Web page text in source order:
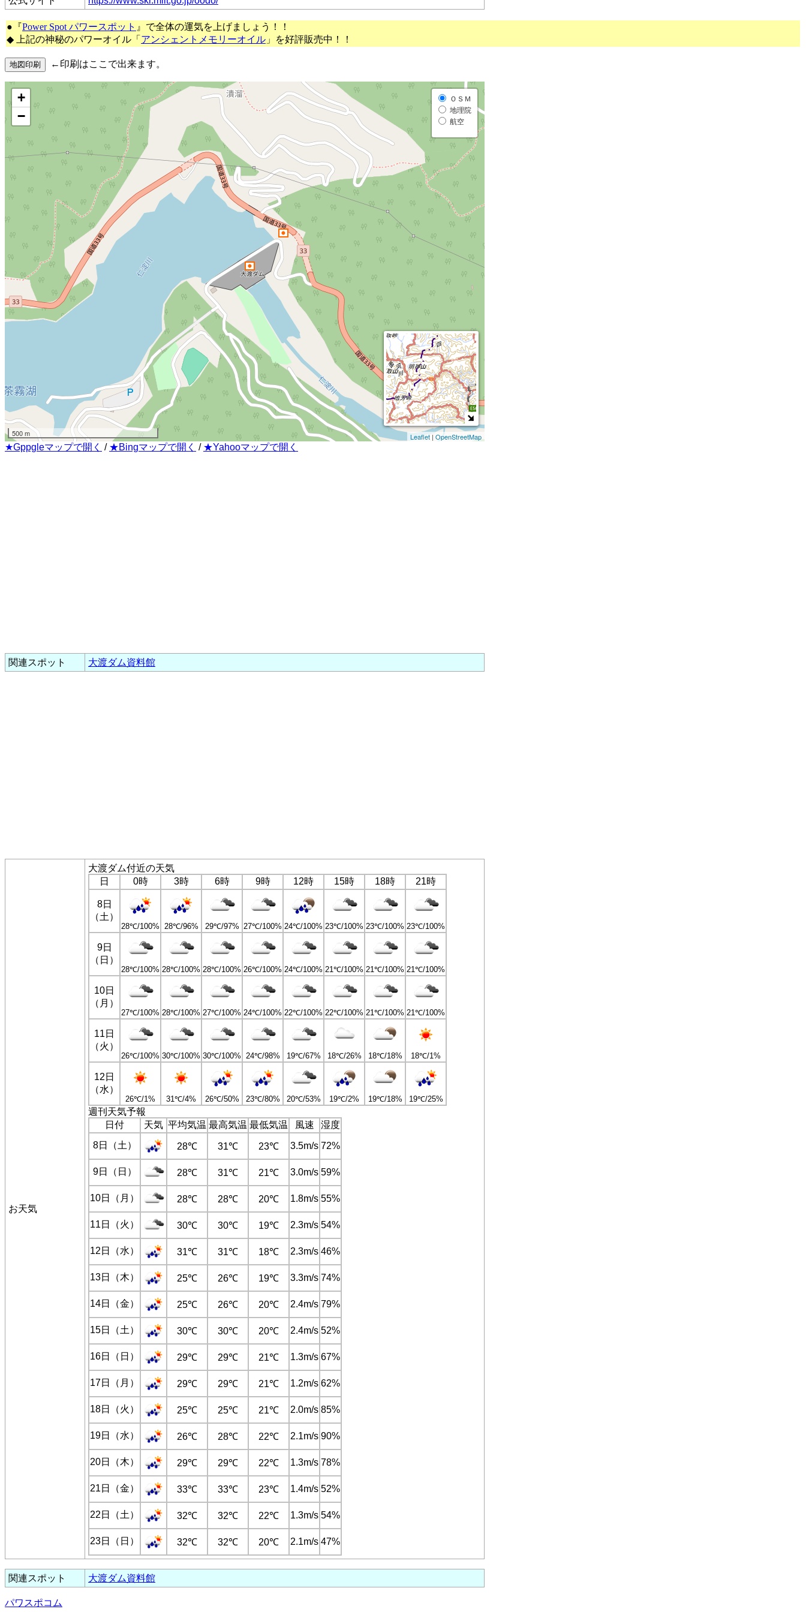
●『Power Spot パワースポット 』で全体の運気を上げましょう！！
◆ 上記の神秘のパワーオイル「 アンシェントメモリーオイル 」を好評販売中！！
←印刷はここで出来ます。
+
−
ＯＳＭ
地理院
航空
500 m Leaflet | OpenStreetMap
★Gppgleマップで開く / ★Bingマップで開く / ★Yahooマップで開く
関連スポット 大渡ダム資料館
お天気
大渡ダム付近の天気
日
0時 3時 6時 9時 12時 15時 18時 21時
8日
（土）
28℃/100% 28℃/96% 29℃/97% 27℃/100% 24℃/100% 23℃/100% 23℃/100% 23℃/100%
9日
（日）
28℃/100% 28℃/100% 28℃/100% 26℃/100% 24℃/100% 21℃/100% 21℃/100% 21℃/100%
10日
（月）
27℃/100% 28℃/100% 27℃/100% 24℃/100% 22℃/100% 22℃/100% 21℃/100% 21℃/100%
11日
（火）
26℃/100% 30℃/100% 30℃/100% 24℃/98% 19℃/67% 18℃/26% 18℃/18% 18℃/1%
12日
（水）
26℃/1% 31℃/4% 26℃/50% 23℃/80% 20℃/53% 19℃/2% 19℃/18% 19℃/25%
週刊天気予報
日付
天気 平均気温 最高気温 最低気温 風速
湿度
8日（土）
28℃ 31℃ 23℃ 3.5m/s 72%
9日（日） 28℃ 31℃ 21℃ 3.0m/s 59%
10日（月） 28℃ 28℃ 20℃ 1.8m/s 55%
11日（火） 30℃ 30℃ 19℃ 2.3m/s 54%
12日（水） 31℃ 31℃ 18℃ 2.3m/s 46%
13日（木） 25℃ 26℃ 19℃ 3.3m/s 74%
14日（金） 25℃ 26℃ 20℃ 2.4m/s 79%
15日（土） 30℃ 30℃ 20℃ 2.4m/s 52%
16日（日） 29℃ 29℃ 21℃ 1.3m/s 67%
17日（月） 29℃ 29℃ 21℃ 1.2m/s 62%
18日（火） 25℃ 25℃ 21℃ 2.0m/s 85%
19日（水） 26℃ 28℃ 22℃ 2.1m/s 90%
20日（木） 29℃ 29℃ 22℃ 1.3m/s 78%
21日（金） 33℃ 33℃ 23℃ 1.4m/s 52%
22日（土） 32℃ 32℃ 22℃ 1.3m/s 54%
23日（日） 32℃ 32℃ 20℃ 2.1m/s 47%
関連スポット 大渡ダム資料館
パワスポコム